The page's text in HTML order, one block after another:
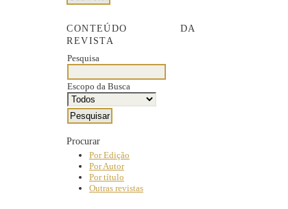
CONTEÚDO DA
REVISTA
Pesquisa
Escopo da Busca
Procurar
Por Edição
Por Autor
Por título
Outras revistas